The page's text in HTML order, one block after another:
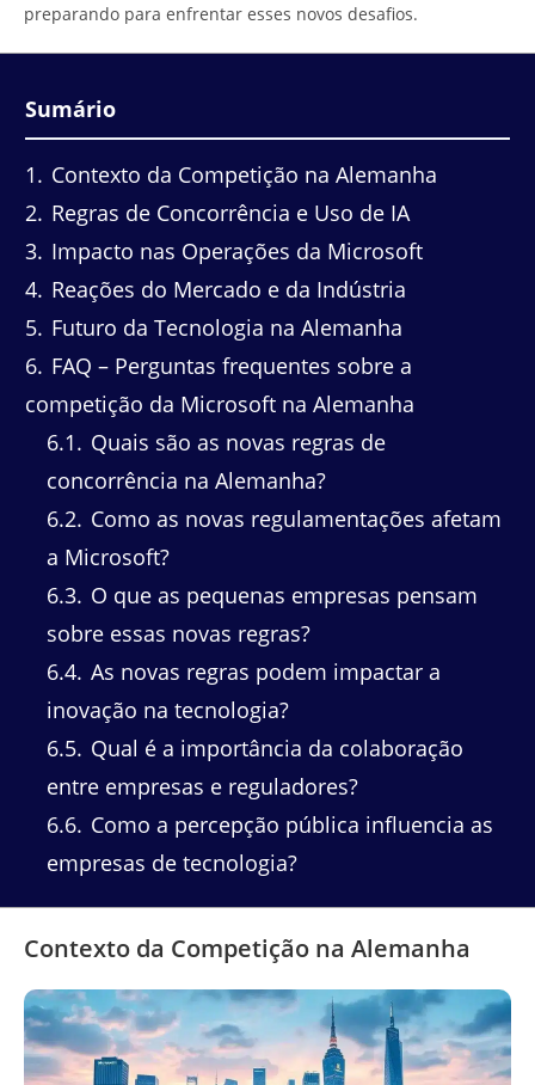
preparando para enfrentar esses novos desafios.
Sumário
1
Contexto da Competição na Alemanha
2 Regras de Concorrência e Uso de IA
3 Impacto nas Operações da Microsoft
4 Reações do Mercado e da Indústria
5 Futuro da Tecnologia na Alemanha
6 FAQ – Perguntas frequentes sobre a
competição da Microsoft na Alemanha
6.1
Quais são as novas regras de
concorrência na Alemanha?
6.2 Como as novas regulamentações afetam
a Microsoft?
6.3 O que as pequenas empresas pensam
sobre essas novas regras?
6.4 As novas regras podem impactar a
inovação na tecnologia?
6.5 Qual é a importância da colaboração
entre empresas e reguladores?
6.6 Como a percepção pública influencia as
empresas de tecnologia?
Contexto da Competição na Alemanha